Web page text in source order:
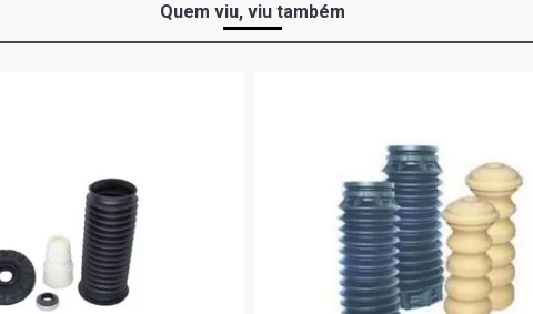
2013)
GOLF STD
2007)
GOLF FLASH
(2006 - 2007)
Quem viu, viu também